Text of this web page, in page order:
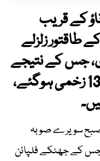
کے قریب
7.8 شدت کے طاقتور زلزلے
جس کے نتیجے
میں کم از کم 35 افراد ہلاک اور 134 زخمی ہوگئے،
صبح سویرے صوبہ
جس کے جھٹکے فلپائن